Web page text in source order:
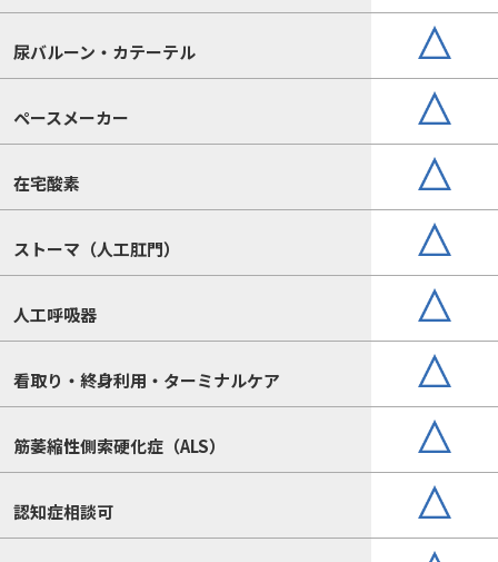
尿バルーン・カテーテル
ペースメーカー
在宅酸素
ストーマ（人工肛門）
人工呼吸器
看取り・終身利用・ターミナルケア
筋萎縮性側索硬化症（ALS）
認知症相談可